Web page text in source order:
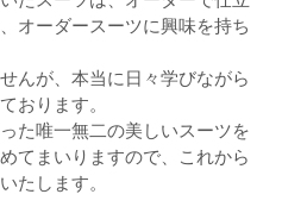
オーダースーツに興味を持ち
んが、本当に日々学びながら
おります。
た唯一無二の美しいスーツを
てまいりますので、これから
たします。